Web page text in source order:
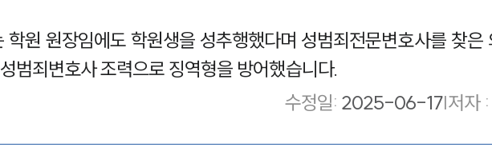
학원 원장임에도 학원생을 성추행했다며 성범죄전문변호사를 찾은
범죄변호사 조력으로 징역형을 방어했습니다.
수정일: 2025-06-17|저자 :